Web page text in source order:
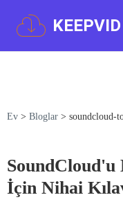
KEEPVID
Ev > Bloglar > soundcloud-
SoundCloud'u
İçin Nihai